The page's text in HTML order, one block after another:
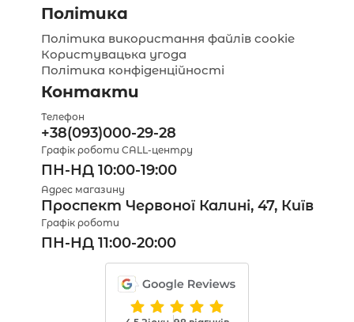
Політика
Політика використання файлів cookie
Користувацька угода
Політика конфіденційності
Контакти
Телефон
+38(093)000-29-28
Графік роботи CALL-центру
ПН-НД 10:00-19:00
Адрес магазину
Проспект Червоної Калині, 47, Київ
Графік роботи
ПН-НД 11:00-20:00